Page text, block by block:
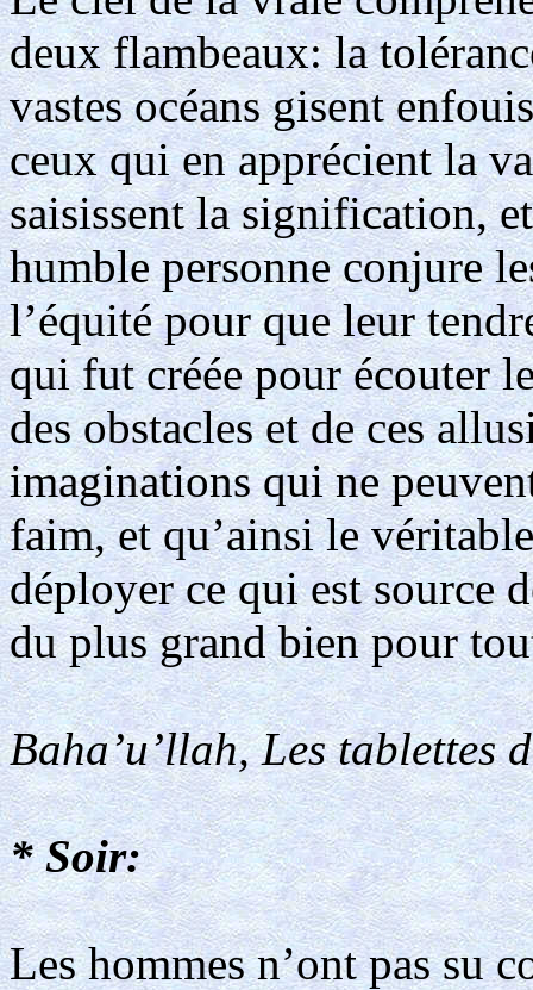
deux flambeaux: la
vastes océans gisent
ceux qui en apprécient la
saisissent la signification,
humble personne conjure
l’équité pour que leur
qui fut créée pour écouter
des obstacles et de ces
imaginations qui ne
faim, et qu’ainsi le
déployer ce qui est source
du plus grand bien pour
Baha’u’llah, Les tablettes
* Soir:
Les hommes n’ont pas su